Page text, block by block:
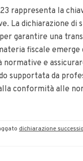
rappresenta la
La dichiarazione di
garantire una
fiscale
e
supportata da
conformità alle
dichiarazione